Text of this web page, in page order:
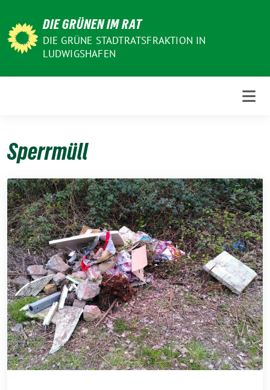
zum
Inhalt
DIE GRÜNEN IM RAT
DIE GRÜNE STADTRATSFRAKTION IN
LUDWIGSHAFEN
Sperrmüll